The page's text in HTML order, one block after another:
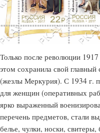
Только после революции
этом сохранила свой
(жезлы Меркурия). С 1934 г.
для женщин (оперативных
ярко выраженный
перечень предметов, стали
белье, чулки, носки,